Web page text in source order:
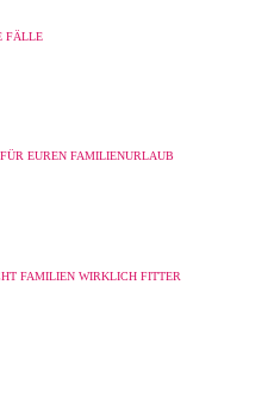
FÄLLE
EUREN FAMILIENURLAUB
FAMILIEN WIRKLICH FITTER